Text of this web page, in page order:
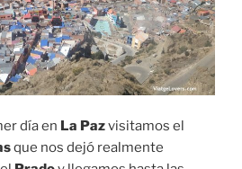
visita exprés de la
de buses de La Paz al